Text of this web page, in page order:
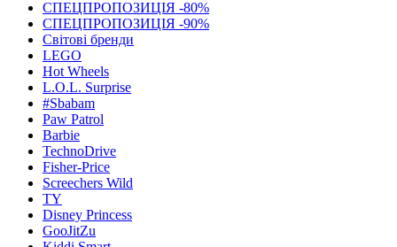
СПЕЦПРОПОЗИЦІЯ -80%
СПЕЦПРОПОЗИЦІЯ -90%
Світові бренди
LEGO
Hot Wheels
L.O.L. Surprise
#Sbabam
Paw Patrol
Barbie
TechnoDrive
Fisher-Price
Screechers Wild
TY
Disney Princess
GooJitZu